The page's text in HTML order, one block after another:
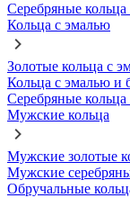
Серебряные
Кольца с эмалью
Золотые кольца с
Кольца с эмалью и
Серебряные
Мужские кольца
Мужские золотые
Мужские
Обручальные